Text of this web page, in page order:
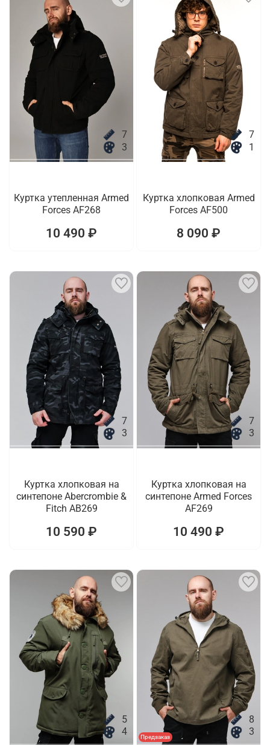
7
3
Куртка утепленная Armed
Forces AF268
10 490 ₽
7
1
Куртка хлопковая Armed
Forces AF500
8 090 ₽
7
3
Куртка хлопковая на
синтепоне Abercrombie &
Fitch AB269
10 590 ₽
7
3
Куртка хлопковая на
синтепоне Armed Forces
AF269
10 490 ₽
5
4
Предзаказ
8
3